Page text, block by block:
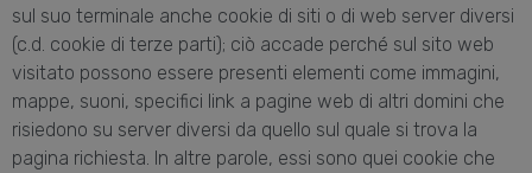
sul suo terminale anche cookie di siti o di web server diversi
(c.d. cookie di terze parti); ciò accade perché sul sito web
visitato possono essere presenti elementi come immagini,
mappe, suoni, specifici link a pagine web di altri domini che
risiedono su server diversi da quello sul quale si trova la
pagina richiesta. In altre parole, essi sono quei cookie che